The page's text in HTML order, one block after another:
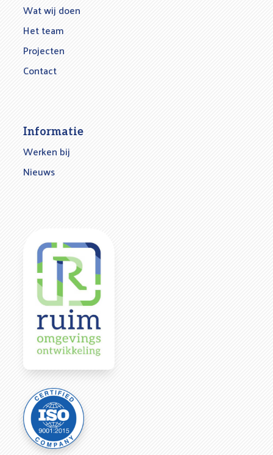
Wat wij doen
Het team
Projecten
Contact
Informatie
Werken bij
Nieuws